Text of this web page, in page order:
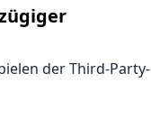
der Third-Party-